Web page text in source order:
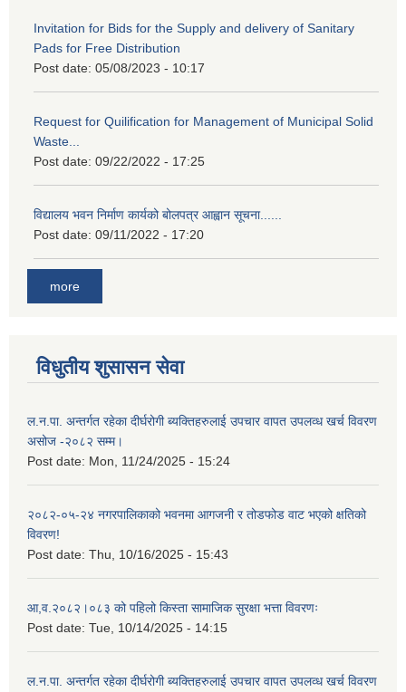
Invitation for Bids for the Supply and delivery of Sanitary
Pads for Free Distribution
Post date: 05/08/2023 - 10:17
Request for Quilification for Management of Municipal Solid
Waste...
Post date: 09/22/2022 - 17:25
विद्यालय भवन निर्माण कार्यको बोलपत्र आह्वान सूचना......
Post date: 09/11/2022 - 17:20
more
विधुतीय शुसासन सेवा
ल.न.पा. अन्तर्गत रहेका दीर्घरोगी ब्यक्तिहरुलाई उपचार वापत उपलव्ध खर्च विवरण
असोज -२०८२ सम्म।
Post date: Mon, 11/24/2025 - 15:24
२०८२-०५-२४ नगरपालिकाको भवनमा आगजनी र तोडफोड वाट भएको क्षतिको
विवरण!
Post date: Thu, 10/16/2025 - 15:43
आ,व.२०८२।०८३ को पहिलो किस्ता सामाजिक सुरक्षा भत्ता विवरणः
Post date: Tue, 10/14/2025 - 14:15
ल.न.पा. अन्तर्गत रहेका दीर्घरोगी ब्यक्तिहरुलाई उपचार वापत उपलव्ध खर्च विवरण